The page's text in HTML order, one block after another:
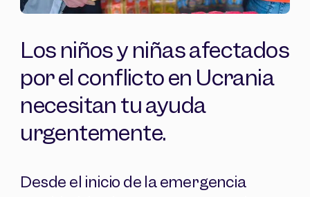
Salud
Vivienda y personas sin hogar
Los niños y niñas afectados
por el conflicto en Ucrania
necesitan tu ayuda
urgentemente.
Desde el inicio de la emergencia